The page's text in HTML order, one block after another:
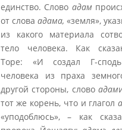
единство. Слово адам
от слова адама,«земля»,
из какого материала
тело человека. Как
Торе: «И создал Г-
человека из праха
другой стороны, словоадам
тот же корень, что и глагол
«уподоблюсь», – как